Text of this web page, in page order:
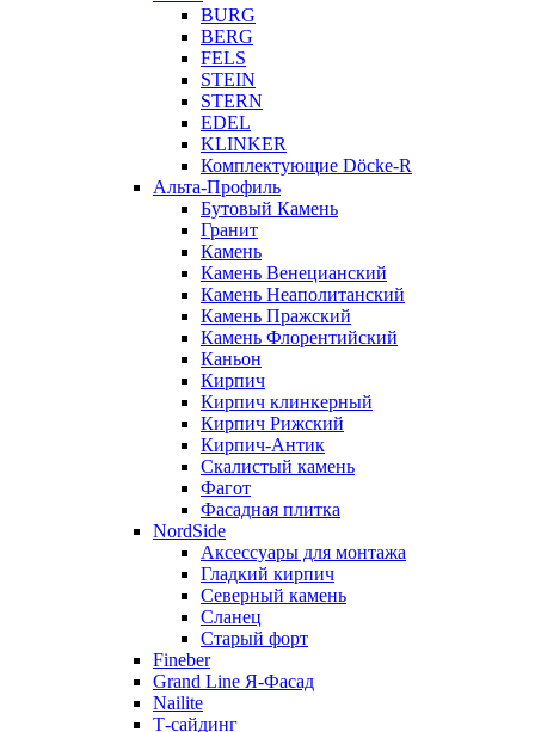
BURG
BERG
FELS
STEIN
STERN
EDEL
KLINKER
Комплектующие Döcke-R
Альта-Профиль
Бутовый Камень
Гранит
Камень
Камень Венецианский
Камень Неаполитанский
Камень Пражский
Камень Флорентийский
Каньон
Кирпич
Кирпич клинкерный
Кирпич Рижский
Кирпич-Антик
Скалистый камень
Фагот
Фасадная плитка
NordSide
Аксессуары для монтажа
Гладкий кирпич
Северный камень
Сланец
Старый форт
Fineber
Grand Line Я-Фасад
Nailite
Т-сайдинг